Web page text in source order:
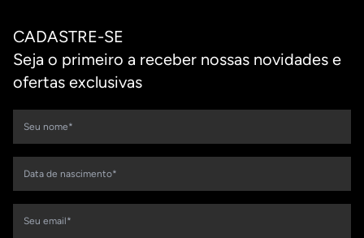
CADASTRE-SE
Seja o primeiro a receber nossas novidades e
ofertas exclusivas